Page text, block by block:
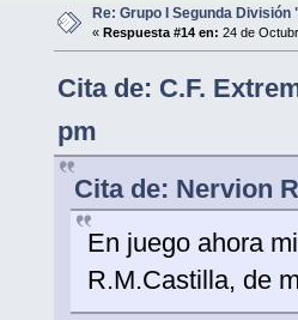
Re: Grupo I Segunda División
«Respuesta #14 en: 24 de
Cita de: C.F.
pm
Cita de: Nervion
En juego ahora
R.M.Castilla, de